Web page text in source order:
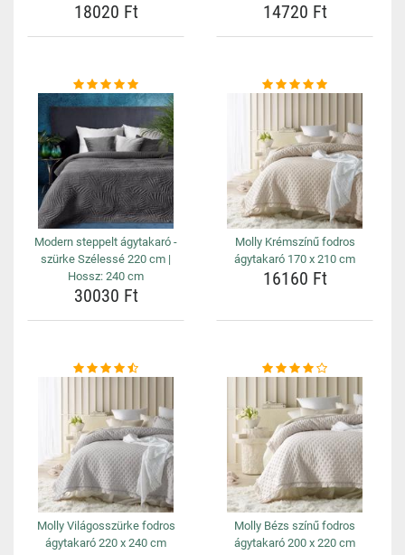
18020 Ft 14720 Ft
Modern steppelt ágytakaró -
szürke Szélessé 220 cm |
Hossz: 240 cm
30030 Ft
Molly Krémszínű fodros
ágytakaró 170 x 210 cm
16160 Ft
Molly Világosszürke fodros
ágytakaró 220 x 240 cm
Molly Bézs színű fodros
ágytakaró 200 x 220 cm